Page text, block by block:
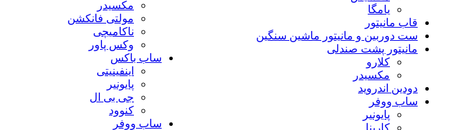
مکسیدر
مولتی فانکشن
ناکامیچی
وکس پاور
ساب باکس
اینفینیتی
پایونیر
جی بی ال
کنوود
ساب ووفر
یامگا
قاب مانیتور
ست دوربین و مانیتور ماشین سنگین
مانیتور پشت صندلی
کلارو
مکسیدر
دودین اندروید
ساب ووفر
پایونیر
کارینا